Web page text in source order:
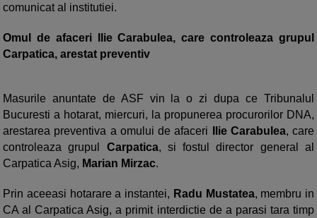
comunicat al institutiei.
Omul de afaceri Ilie Carabulea, care controleaza grupul
Carpatica, arestat preventiv
Masurile anuntate de ASF vin la o zi dupa ce Tribunalul
Bucuresti a hotarat, miercuri, la propunerea procurorilor DNA,
arestarea preventiva a omului de afaceri
Ilie Carabulea, care
controleaza grupul Carpatica, si fostul director general al
Carpatica Asig, Marian Mirzac.
Prin aceeasi hotarare a instantei, Radu Mustatea, membru in
CA al Carpatica Asig, a primit interdictie de a parasi tara timp